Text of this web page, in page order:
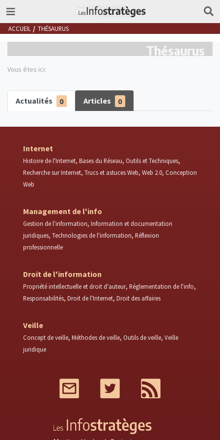
ACCUEIL THÉSAURUS
Thésaurus
Vous êtes ici:
Actualités 0 Articles 0
Internet
Histoire de l'Internet Bases du Réseau Outils et Techniques
Recherche sur Internet Trucs et astuces Web Web 2.0 Conception
Web
Management de l'info
Gestion de l'information Information et documentation
juridiques Technologies de l'information Réflexion
professionnelle
Droit de l'information
Propriété intellectuelle et droit d'auteur Réglementation de l'info
Responsabilités Droit de l'Internet Droit des affaires
Veille
Concept de veille Méthodes de veille Outils de veille Veille
juridique
Twitter